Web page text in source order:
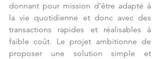
donnant pour mission d'être adapté à
la vie quotidienne et donc avec des
transactions rapides et réalisables à
faible coût. Le projet ambitionne de
proposer une solution simple et